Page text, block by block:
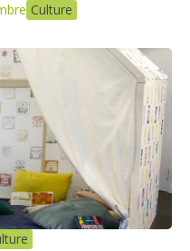
Culture